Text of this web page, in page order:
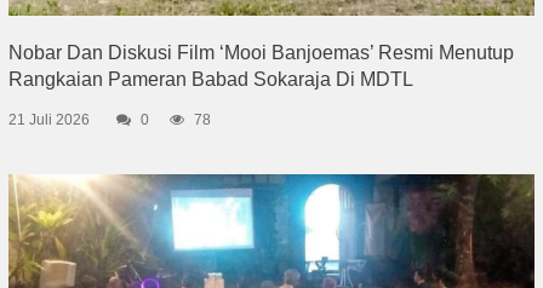
Nobar Dan Diskusi Film ‘Mooi Banjoemas’ Resmi Menutup
Rangkaian Pameran Babad Sokaraja Di MDTL
21 Juli 2026 0 78